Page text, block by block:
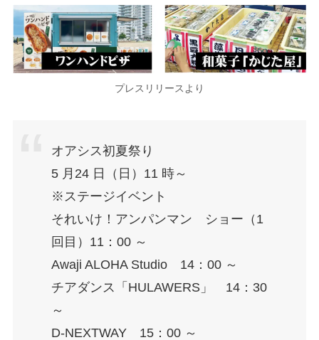
プレスリリースより
オアシス初夏祭り
5 月24 日（日）11 時～
※ステージイベント
それいけ！アンパンマン ショー（1
回目）11：00 ～
Awaji ALOHA Studio 14：00 ～
チアダンス「HULAWERS」 14：30
～
D-NEXTWAY 15：00 ～